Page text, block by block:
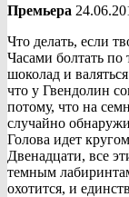
Премьера
Что делать, если
Часами болтать по
шоколад и
что у Гвендолин
потому, что на
случайно
Голова идет
Двенадцати, все
темным
охотится, и